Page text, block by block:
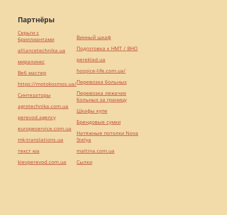
Партнёры
Серьги с
бриллиантами
alliancetechnika.ua
миралинкс
Веб мастер
https://motokosmos.ua/
Синтезаторы
agrotechnika.com.ua
perevod.agency
europeservice.com.ua
mk-translations.ua
текст юа
kievperevod.com.ua
Винный шкаф
Подготовка к НМТ / ВНО
pereklad.ua
hospice-life.com.ua/
Перевозка больных
Перевозка лежачих
больных за границу
Шкафы купе
Брендовые сумки
Натяжные потолки Nova
Stelya
maltina.com.ua
Cылки